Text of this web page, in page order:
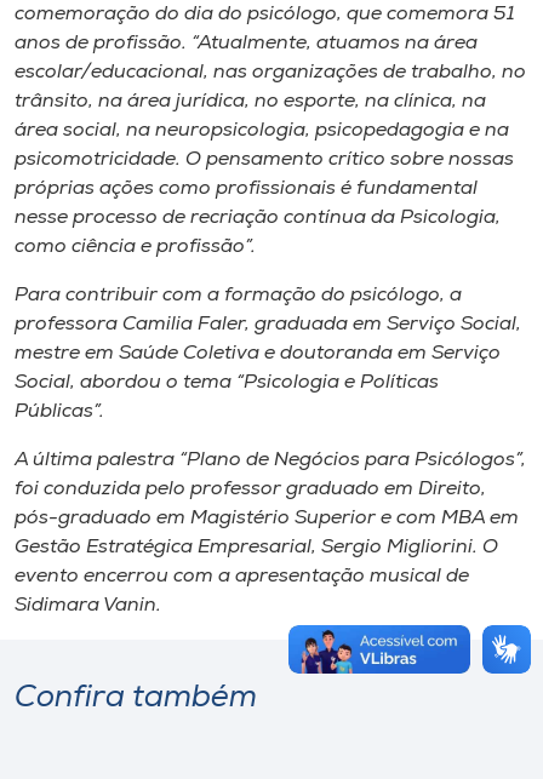
comemoração do dia do psicólogo, que comemora 51
anos de profissão. “Atualmente, atuamos na área
escolar/educacional, nas organizações de trabalho, no
trânsito, na área jurídica, no esporte, na clínica, na
área social, na neuropsicologia, psicopedagogia e na
psicomotricidade. O pensamento crítico sobre nossas
próprias ações como profissionais é fundamental
nesse processo de recriação contínua da Psicologia,
como ciência e profissão”.
Para contribuir com a formação do psicólogo, a
professora Camilia Faler, graduada em Serviço Social,
mestre em Saúde Coletiva e doutoranda em Serviço
Social, abordou o tema “Psicologia e Políticas
Públicas”.
A última palestra “Plano de Negócios para Psicólogos”,
foi conduzida pelo professor graduado em Direito,
pós-graduado em Magistério Superior e com MBA em
Gestão Estratégica Empresarial, Sergio Migliorini. O
evento encerrou com a apresentação musical de
Sidimara Vanin.
Confira também